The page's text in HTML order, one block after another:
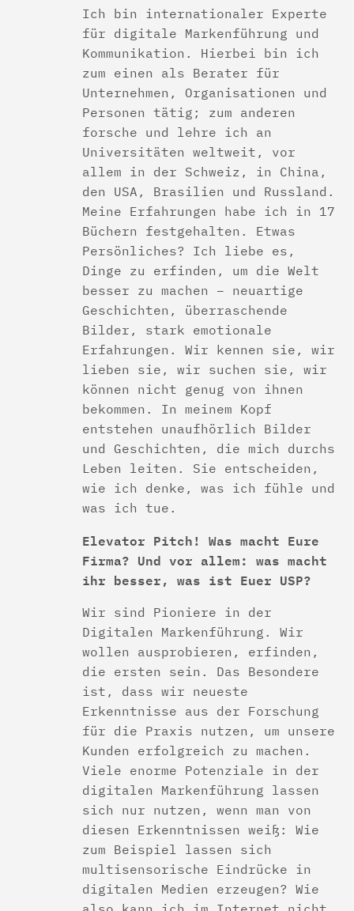
Ich bin internationaler Experte
für digitale Markenführung und
Kommunikation. Hierbei bin ich
zum einen als Berater für
Unternehmen, Organisationen und
Personen tätig; zum anderen
forsche und lehre ich an
Universitäten weltweit, vor
allem in der Schweiz, in China,
den USA, Brasilien und Russland.
Meine Erfahrungen habe ich in 17
Büchern festgehalten. Etwas
Persönliches? Ich liebe es,
Dinge zu erfinden, um die Welt
besser zu machen – neuartige
Geschichten, überraschende
Bilder, stark emotionale
Erfahrungen. Wir kennen sie, wir
lieben sie, wir suchen sie, wir
können nicht genug von ihnen
bekommen. In meinem Kopf
entstehen unaufhörlich Bilder
und Geschichten, die mich durchs
Leben leiten. Sie entscheiden,
wie ich denke, was ich fühle und
was ich tue.
Elevator Pitch! Was macht Eure
Firma? Und vor allem: was macht
ihr besser, was ist Euer USP?
Wir sind Pioniere in der
Digitalen Markenführung. Wir
wollen ausprobieren, erfinden,
die ersten sein. Das Besondere
ist, dass wir neueste
Erkenntnisse aus der Forschung
für die Praxis nutzen, um unsere
Kunden erfolgreich zu machen.
Viele enorme Potenziale in der
digitalen Markenführung lassen
sich nur nutzen, wenn man von
diesen Erkenntnissen weiß: Wie
zum Beispiel lassen sich
multisensorische Eindrücke in
digitalen Medien erzeugen? Wie